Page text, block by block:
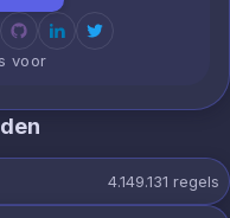
voor
4.149.131 regels